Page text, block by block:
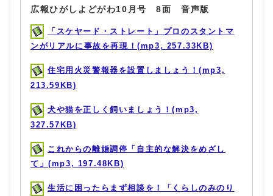
広報ひがしよどがわ10月号 8面 音声版
「スケヤード・ストレート」プロのスタントマ
ンがリアルに事故を再現！(mp3, 257.33KB)
住宅用火災警報器を設置しましょう！(mp3,
213.59KB)
犬や猫を正しく飼いましょう！(mp3,
327.57KB)
これからの離婚調停「自主的な解決をめざし
て」(mp3, 197.48KB)
生活に困ったらまず相談を！「くらしのみのり